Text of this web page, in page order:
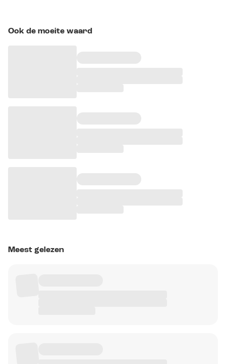
Ook de moeite waard
Meest gelezen